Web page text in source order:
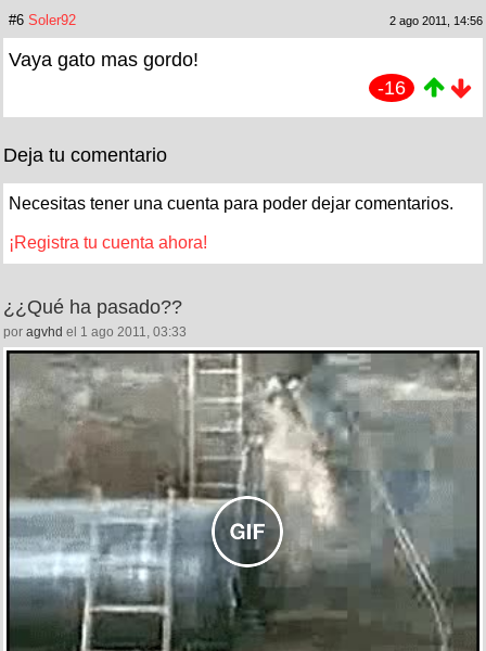
#6 Soler92 2 ago 2011, 14:56
Vaya gato mas gordo!
-16
Deja tu comentario
Necesitas tener una cuenta para poder dejar comentarios.
¡Registra tu cuenta ahora!
¿¿Qué ha pasado??
por agvhd el 1 ago 2011, 03:33